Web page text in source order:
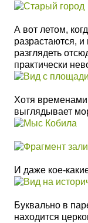
А вот летом,
разрастаются, и
разглядеть
практически
Хотя
выглядывает
И даже кое-
Буквально в
находится